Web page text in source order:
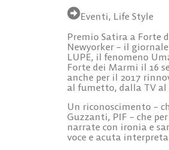
Eventi, Life Style
Premio Satira a Forte
Newyorker – il
LUPE, il fenomeno
Forte dei Marmi il 16
anche per il 2017
al fumetto, dalla TV al
Un riconoscimento –
Guzzanti, PIF – che
narrate con ironia e
voce e acuta